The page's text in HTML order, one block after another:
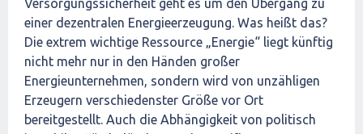
Versorgungssicherheit geht es um den Übergang zu
einer dezentralen Energieerzeugung. Was heißt das?
Die extrem wichtige Ressource „Energie“ liegt künftig
nicht mehr nur in den Händen großer
Energieunternehmen, sondern wird von unzähligen
Erzeugern verschiedenster Größe vor Ort
bereitgestellt. Auch die Abhängigkeit von politisch